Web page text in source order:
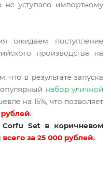
не уступало импортному
ожидаем поступление
производства на
в результате запуска
набор уличной
на 15%, что позволяет
.
Corfu Set в коричневом
всего за 25 000 рублей.